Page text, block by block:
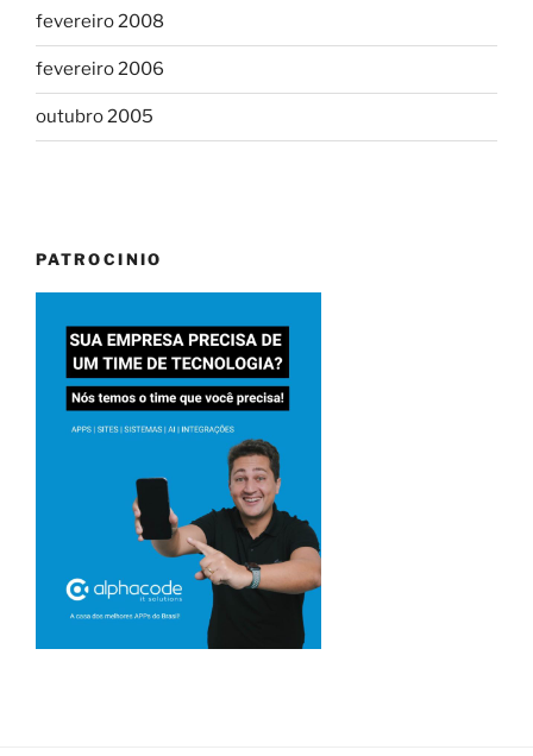
fevereiro 2008
fevereiro 2006
outubro 2005
PATROCINIO